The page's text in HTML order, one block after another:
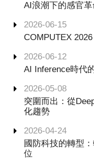
AI浪潮下的感官
2026-06-15
COMPUTEX
2026-06-12
AI Inference時代
2026-05-08
突圍而出：從
化趨勢
2026-04-24
國防科技的轉型
位